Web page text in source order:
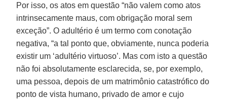
Por isso, os atos em questão “não valem como atos
intrinsecamente maus, com obrigação moral sem
exceção”. O adultério é um termo com conotação
negativa, “a tal ponto que, obviamente, nunca poderia
existir um ‘adultério virtuoso’. Mas com isto a questão
não foi absolutamente esclarecida, se, por exemplo,
uma pessoa, depois de um matrimônio catastrófico do
ponto de vista humano, privado de amor e cujo